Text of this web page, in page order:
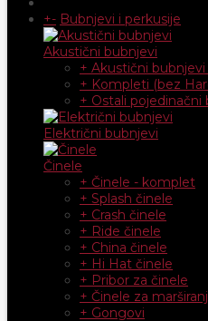
+- Bubnjevi i perkusije
Akustični bubnjevi
+ Akustični
+ Kompleti (bez
+ Ostali pojedinačni
Električni bubnjevi
Činele
+ Činele - komplet
+ Splash činele
+ Crash činele
+ Ride činele
+ China činele
+ Hi Hat činele
+ Pribor za činele
+ Činele za
+ Gongovi